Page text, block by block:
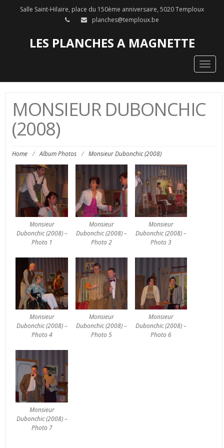
Salle Saint-Hilaire, place du 150ème anniversaire, 5020 Temploux
planches@temploux.be
LES PLANCHES A MAGNETTE
MONSIEUR DUBONCHIC
(2008)
Home / Album Photos / Monsieur Dubonchic (2008)
Monsieur
Dubonchic (2008) –
Photo 1
Monsieur
Dubonchic (2008) –
Photo 2
Monsieur
Dubonchic (2008) –
Photo 3
Monsieur
Dubonchic (2008) –
Photo 4
Monsieur
Dubonchic (2008) –
Photo 5
Monsieur
Dubonchic (2008) –
Photo 6
Monsieur
Dubonchic (2008) –
Photo 7